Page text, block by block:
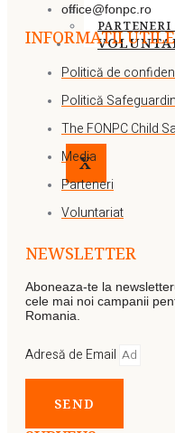
SPONSORI
X
office@fonpc.ro
INFORMATII UTILE
Politică de
Politică
The FONPC Child
Media
Parteneri
Voluntariat
NEWSLETTER
Aboneaza-te la
cele mai noi campanii
Romania.
Adresă de Email
SEND